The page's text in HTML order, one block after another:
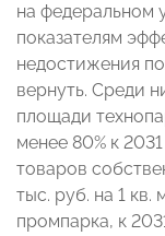
на федеральном
показателям
недостижения
вернуть. Среди
площади
менее 80% к
товаров
тыс. руб. на 1
промпарка, к